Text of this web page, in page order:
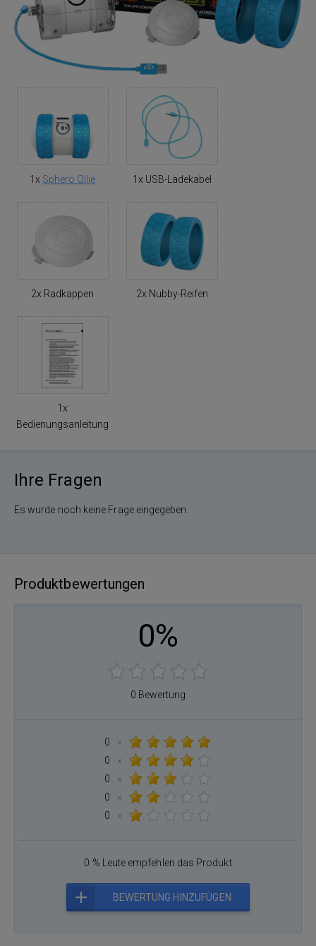
1x Sphero Ollie 1x USB-Ladekabel
2x Radkappen 2x Nubby-Reifen
1x
Bedienungsanleitung
Ihre Fragen
Es wurde noch keine Frage eingegeben.
Produktbewertungen
0%
0 Bewertung
0
×
0
×
0
×
0
×
0
×
0 % Leute empfehlen das Produkt
BEWERTUNG HINZUFÜGEN